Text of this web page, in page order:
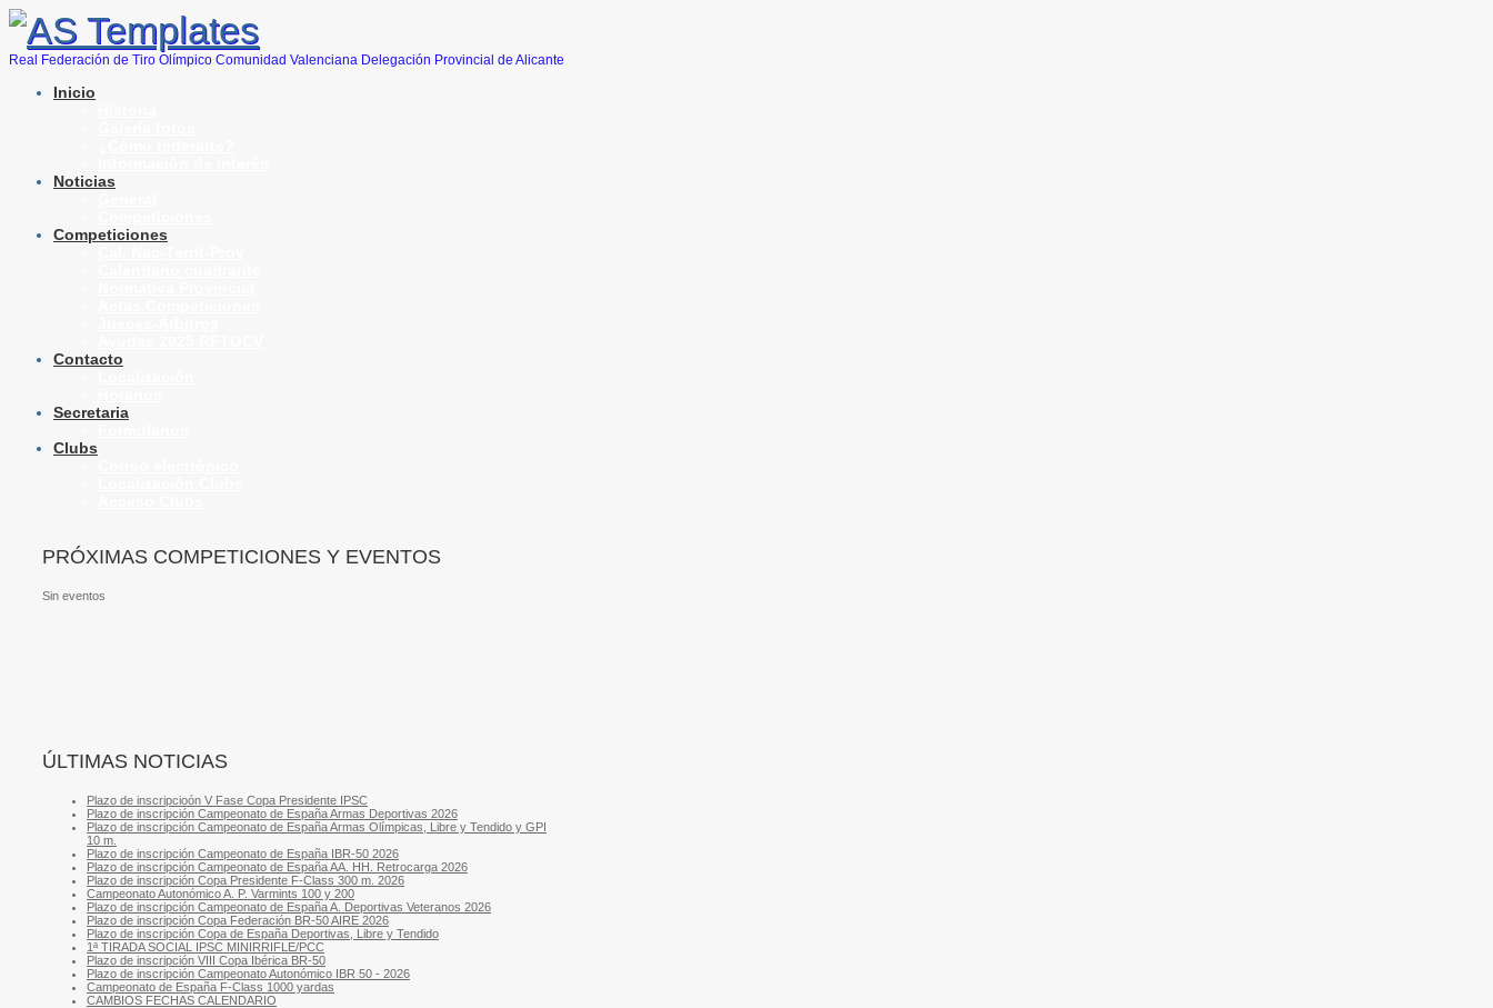
Real Federación de Tiro Olímpico Comunidad Valenciana Delegación Provincial de Alicante
Inicio
Noticias
Competiciones
Contacto
Secretaria
Clubs
PRÓXIMAS COMPETICIONES Y EVENTOS
Sin eventos
ÚLTIMAS NOTICIAS
Plazo de inscripcioón V Fase Copa Presidente IPSC
Plazo de inscripción Campeonato de España Armas Deportivas 2026
Plazo de inscripción Campeonato de España Armas Olímpicas, Libre y Tendido y GPI
10 m.
Plazo de inscripción Campeonato de España IBR-50 2026
Plazo de inscripción Campeonato de España AA. HH. Retrocarga 2026
Plazo de inscripción Copa Presidente F-Class 300 m. 2026
Campeonato Autonómico A. P. Varmints 100 y 200
Plazo de inscripción Campeonato de España A. Deportivas Veteranos 2026
Plazo de inscripción Copa Federación BR-50 AIRE 2026
Plazo de inscripción Copa de España Deportivas, Libre y Tendido
1ª TIRADA SOCIAL IPSC MINIRRIFLE/PCC
Plazo de inscripción VIII Copa Ibérica BR-50
Plazo de inscripción Campeonato Autonómico IBR 50 - 2026
Campeonato de España F-Class 1000 yardas
CAMBIOS FECHAS CALENDARIO